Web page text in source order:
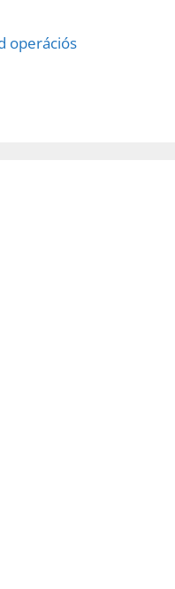
operációs